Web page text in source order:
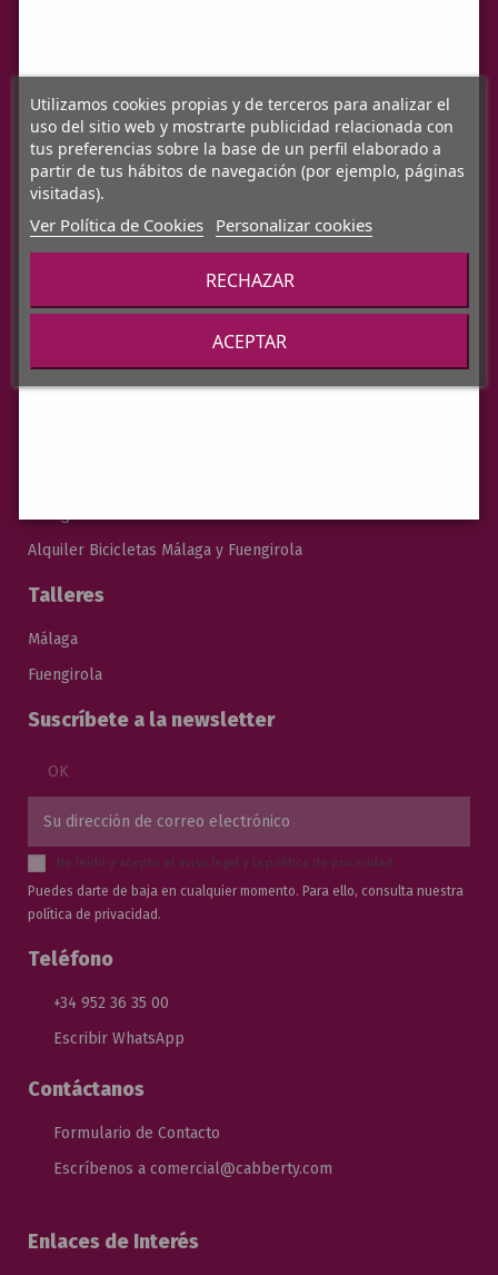
Categorías
Bicicletas
Cuadros
Zapatillas Ciclismo
Natación
Alquiler Bicicletas Málaga y Fuengirola
Talleres
Málaga
Fuengirola
Suscríbete a la newsletter
He leído y acepto el aviso legal y la política de privacidad.
Puedes darte de baja en cualquier momento. Para ello, consulta nuestra
política de privacidad.
Teléfono
+34 952 36 35 00
Escribir WhatsApp
Contáctanos
Formulario de Contacto
Escríbenos a comercial@cabberty.com
Enlaces de Interés
Utilizamos cookies propias y de terceros para analizar el
uso del sitio web y mostrarte publicidad relacionada con
tus preferencias sobre la base de un perfil elaborado a
partir de tus hábitos de navegación (por ejemplo, páginas
visitadas).
Ver Política de Cookies Personalizar cookies
RECHAZAR
ACEPTAR